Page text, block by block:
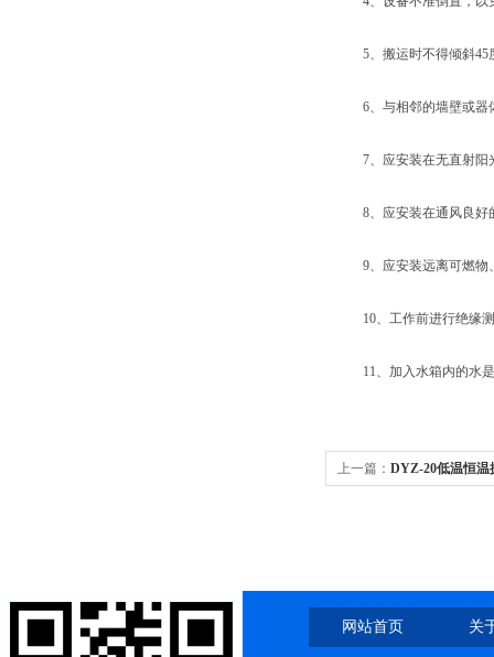
5、搬运时不得倾斜45
6、与相邻的墙壁或器
7、应安装在无直射阳
8、应安装在通风良好
9、应安装远离可燃物
10、工作前进行绝缘测
11、加入水箱内的水是
上一篇： DYZ-20低温恒温
网站首页 关